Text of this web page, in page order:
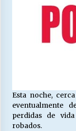
Esta noche,
eventualmente
perdidas de
robados.